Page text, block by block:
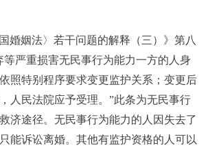
婚姻法〉若干问题的解释（三）》第八
严重损害无民事行为能力一方的人身
照特别程序要求变更监护关系；变更后
人民法院应予受理。 ”此条为无民事行
济途径。无民事行为能力的人因失去了
能诉讼离婚。其他有监护资格的人可以